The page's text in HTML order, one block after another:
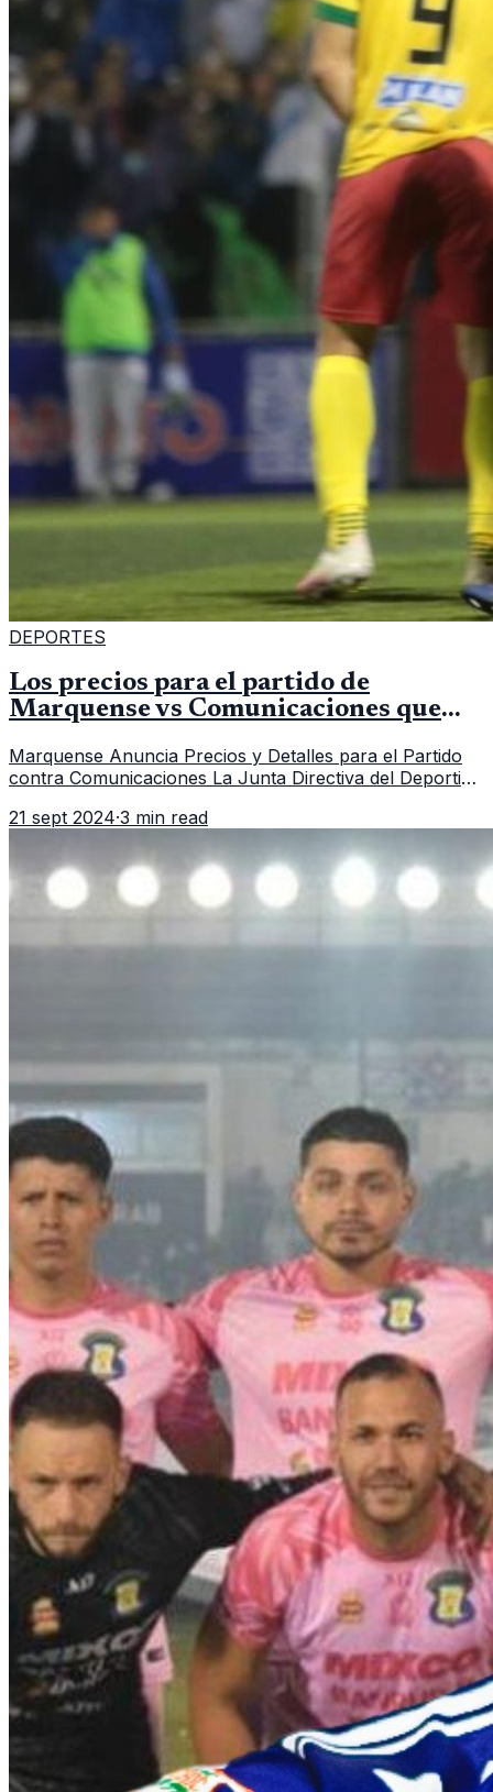
DEPORTES
Los precios para el partido de
Marquense vs Comunicaciones que
Marquense Anuncia Precios y Detalles para el Partido
contra Comunicaciones La Junta Directiva del Deportivo
el esperado encuent
21 sept 2024·3 min read